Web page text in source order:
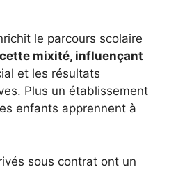
le parcours scolaire
mixité, influençant
et les résultats
Plus un établissement
enfants apprennent à
sous contrat ont un